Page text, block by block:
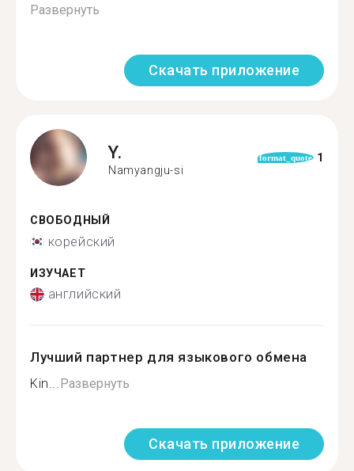
Развернуть
Скачать приложение
Y.
Namyangju-si
format_quote 1
СВОБОДНЫЙ
корейский
ИЗУЧАЕТ
английский
Лучший партнер для языкового обмена
Kin...Развернуть
Скачать приложение